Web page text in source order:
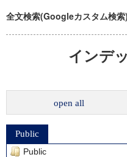
全文検索(Googleカスタム検索)
インデ
open all
Public
Public